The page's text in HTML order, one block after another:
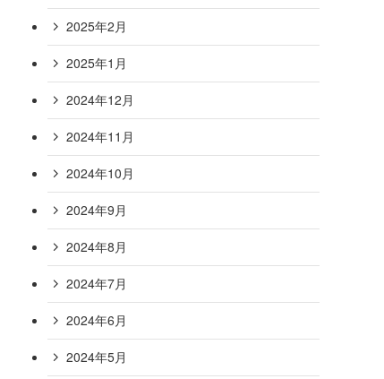
2025年2月
2025年1月
2024年12月
2024年11月
2024年10月
2024年9月
2024年8月
2024年7月
2024年6月
2024年5月